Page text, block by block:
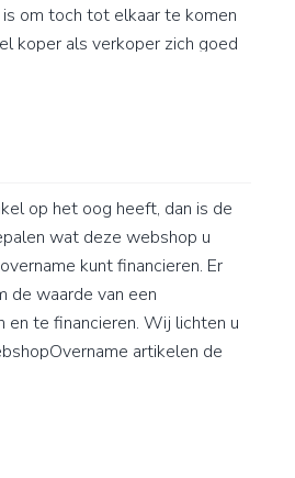
om toch tot elkaar te komen
koper als verkoper zich goed
u de
in het onderwerp
op het oog heeft, dan is de
wat deze webshop u
kunt financieren. Er
de waarde van een
en te financieren. Wij lichten u
artikelen de